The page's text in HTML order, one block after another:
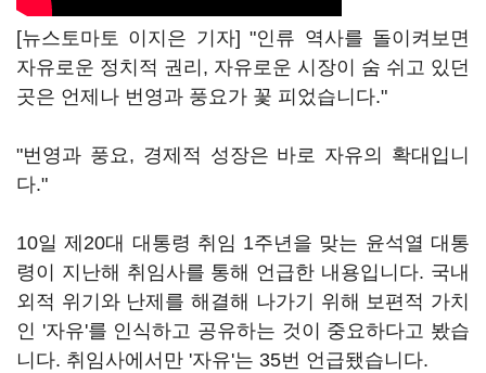
[뉴스토마토 이지은 기자] "인류 역사를 돌이켜보면
자유로운 정치적 권리, 자유로운 시장이 숨 쉬고 있던
곳은 언제나 번영과 풍요가 꽃 피었습니다."
"번영과 풍요, 경제적 성장은 바로 자유의 확대입니
다."
10일 제20대 대통령 취임 1주년을 맞는 윤석열 대통
령이 지난해 취임사를 통해 언급한 내용입니다. 국내
외적 위기와 난제를 해결해 나가기 위해 보편적 가치
인 '자유'를 인식하고 공유하는 것이 중요하다고 봤습
니다. 취임사에서만 '자유'는 35번 언급됐습니다.